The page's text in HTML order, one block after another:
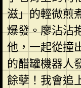
滋」的輕微煎
爆發。廖沾沾
他，一起從撞
的醋罐機器人
餘孽！我會追